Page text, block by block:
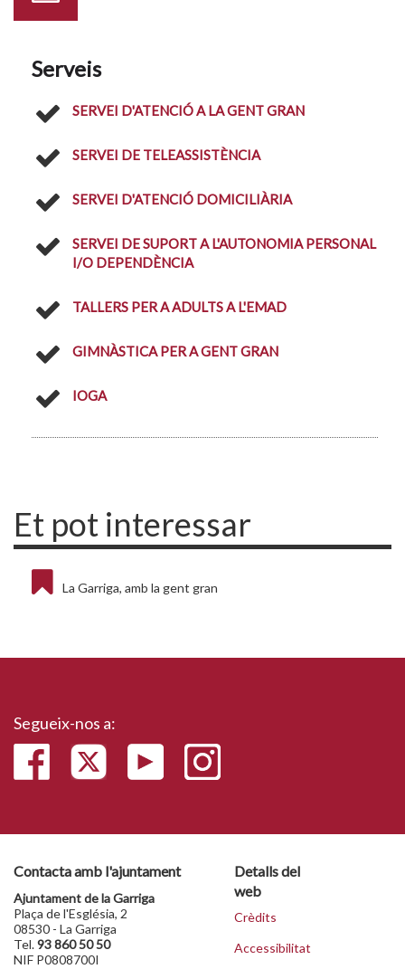
Serveis
SERVEI D'ATENCIÓ A LA GENT GRAN
SERVEI DE TELEASSISTÈNCIA
SERVEI D'ATENCIÓ DOMICILIÀRIA
SERVEI DE SUPORT A L'AUTONOMIA PERSONAL
I/O DEPENDÈNCIA
TALLERS PER A ADULTS A L'EMAD
GIMNÀSTICA PER A GENT GRAN
IOGA
Et pot interessar
La Garriga, amb la gent gran
Segueix-nos a:
Contacta amb l'ajuntament
Ajuntament de la Garriga
Plaça de l'Església, 2
08530 - La Garriga
Tel.93 860 50 50
NIF P0808700I
Detalls del
web
Crèdits
Accessibilitat